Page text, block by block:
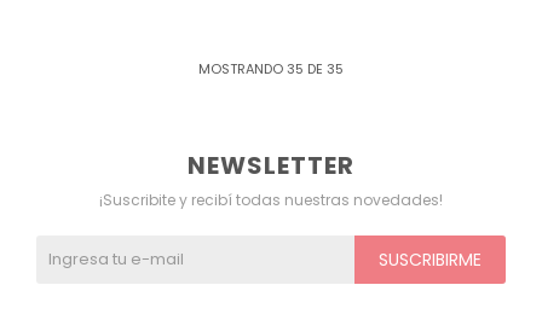
MOSTRANDO35 DE 35
NEWSLETTER
¡Suscribite y recibí todas nuestras novedades!
SUSCRIBIRME